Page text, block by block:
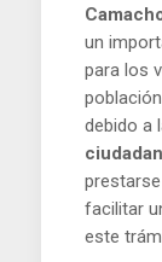
un
para los
debido a
prestarse
facilitar
este